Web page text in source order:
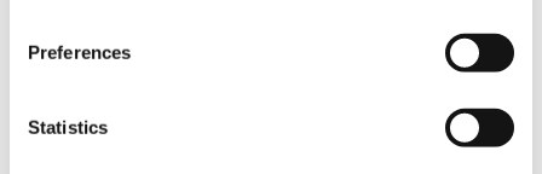
Preferences
Statistics
Receptionen ligger till vänster från
Besökare som använder hjälpmedel